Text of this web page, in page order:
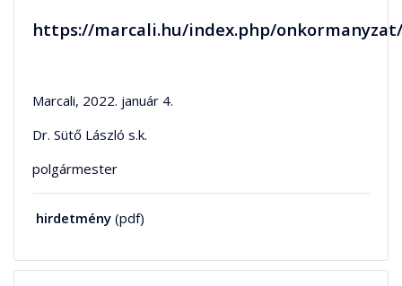
https://marcali.hu/index.php/
Marcali, 2022. január 4.
Dr. Sütő László s.k.
polgármester
hirdetmény (pdf)